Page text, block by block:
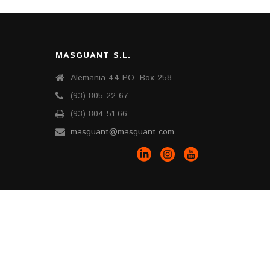
MASGUANT S.L.
Alemania 44 PO. Box 258
(93) 805 22 67
(93) 804 51 66
masguant@masguant.com